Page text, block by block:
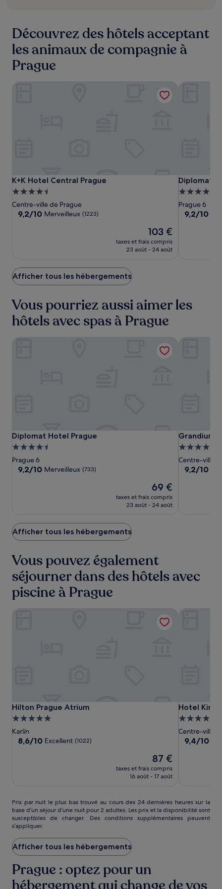
Découvrez des hôtels acceptant
les animaux de compagnie à
Prague
K+K
Hotel
Central
Prague
K+K
Hotel
Central
Prague
K+K Hotel Central Prague
K+K Hotel Central Prague
Hébergement
4.5 étoiles
Centre-ville de Prague
9.2
9,2/10 Merveilleux (1223)
Le
nouveau
prix
103 €
taxes et frais compris
23 août - 24 août
K+K Hotel Central Prague
Diplomat
Hotel
Prague
Diplomat
Diplomat
4.5 étoiles
Prague 6
9.2
9,2/10
Diplomat
Afficher tous les hébergements
Vous pourriez aussi aimer les
hôtels avec spas à Prague
Diplomat
Hotel
Prague
Diplomat
Hotel
Prague
Diplomat Hotel Prague
Diplomat Hotel Prague
Hébergement
4.5 étoiles
Prague 6
9.2
9,2/10 Merveilleux (733)
Le
nouveau
prix
69 €
taxes et frais compris
23 août - 24 août
Diplomat Hotel Prague
Grandium
Hotel
Prague
Grandium
Grandium
5.0 étoiles
Centre-ville
9.2
9,2/10
Grandium
Afficher tous les hébergements
Vous pouvez également
séjourner dans des hôtels avec
piscine à Prague
Hilton
Prague
Atrium
Hilton
Prague
Atrium
Hilton Prague Atrium
Hilton Prague Atrium
Hébergement
5.0 étoiles
Karlín
8.6
8,6/10 Excellent (1022)
Le
nouveau
prix
87 €
87 €
taxes et frais compris
16 août - 17 août
Hilton Prague Atrium
Hotel
Kings
Court
Hotel
Hotel
5.0 étoiles
Centre-ville
9.4
9,4/10
Hotel
Prix
par
nuit
le
plus
bas
trouvé
au
cours
des
Prix par nuit le plus bas trouvé au cours des 24 dernières heures sur la
base d’un séjour d’une nuit pour 2 adultes. Les prix et la disponibilité sont
susceptibles de changer. Des conditions supplémentaires peuvent
s’appliquer.
Afficher tous les hébergements
Prague : optez pour un